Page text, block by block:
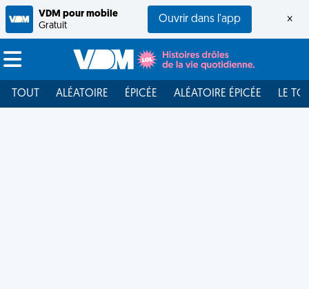
VDM pour mobile
Gratuit
Ouvrir dans l'app ×
TOUT ALÉATOIRE ÉPICÉE ALÉATOIRE ÉPICÉE LE